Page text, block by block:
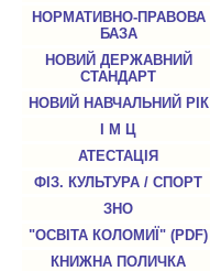
НОРМАТИВНО-ПРАВОВА
БАЗА
НОВИЙ ДЕРЖАВНИЙ
СТАНДАРТ
НОВИЙ НАВЧАЛЬНИЙ РІК
І М Ц
АТЕСТАЦІЯ
ФІЗ. КУЛЬТУРА / СПОРТ
ЗНО
"ОСВІТА КОЛОМИЇ" (PDF)
КНИЖНА ПОЛИЧКА